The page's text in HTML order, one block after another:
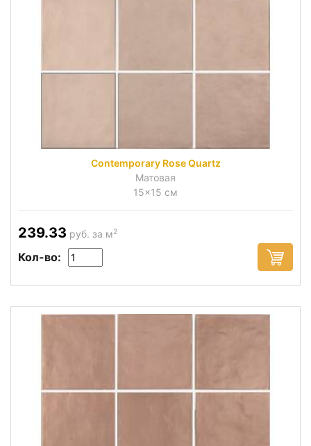
Contemporary Rose Quartz
Матовая
15x15 см
239.33 руб. за м2
Кол-во: